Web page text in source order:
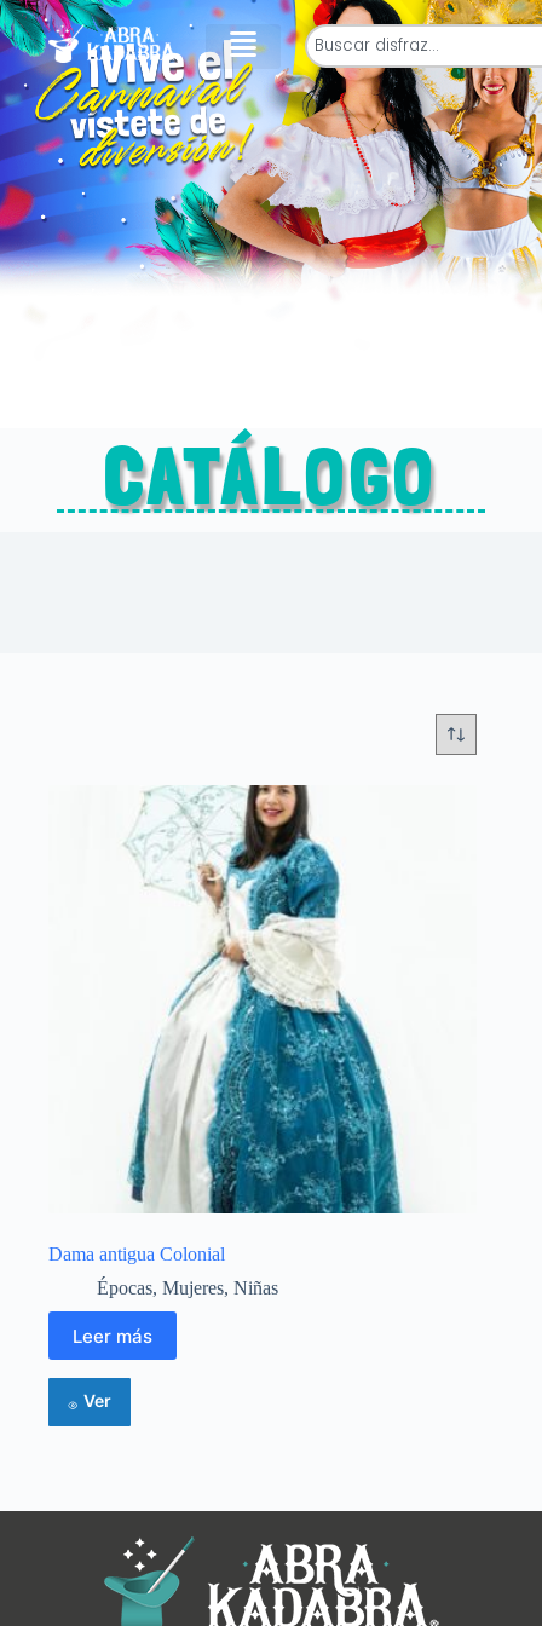
CATÁLOGO
Dama antigua Colonial
Épocas, Mujeres, Niñas
Leer más
Ver